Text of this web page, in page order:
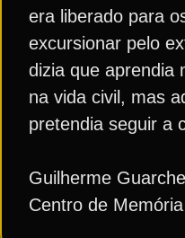
era liberado para
excursionar pelo
dizia que aprendia
na vida civil, mas
pretendia seguir a
Guilherme
Centro de